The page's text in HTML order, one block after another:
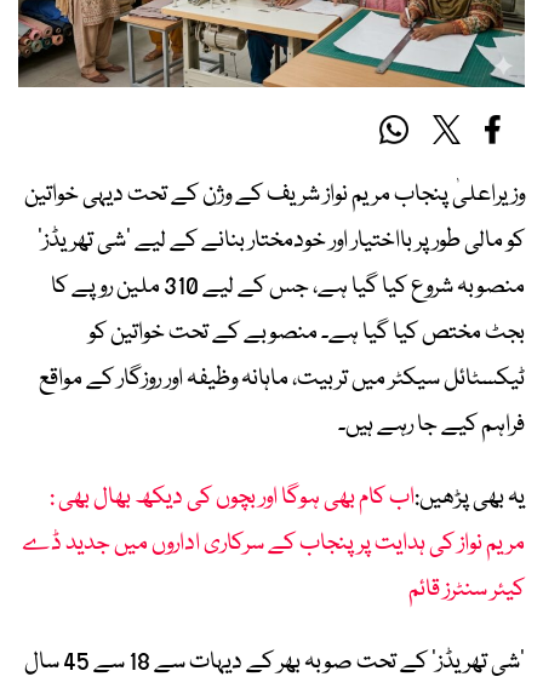
وزیراعلیٰ پنجاب مریم نواز شریف کے وژن کے تحت دیہی خواتین
کو مالی طور پر بااختیار اور خودمختار بنانے کے لیے ‘شی تھریڈز’
منصوبہ شروع کیا گیا ہے، جس کے لیے 310 ملین روپے کا
بجٹ مختص کیا گیا ہے۔ منصوبے کے تحت خواتین کو
ٹیکسٹائل سیکٹر میں تربیت، ماہانہ وظیفہ اور روزگار کے مواقع
فراہم کیے جا رہے ہیں۔
یہ بھی پڑھیں:اب کام بھی ہوگا اور بچوں کی دیکھ بھال بھی :
مریم نواز کی ہدایت پر پنجاب کے سرکاری اداروں میں جدید ڈے
کیئر سنٹرز قائم
‘شی تھریڈز’ کے تحت صوبہ بھر کے دیہات سے 18 سے 45 سال